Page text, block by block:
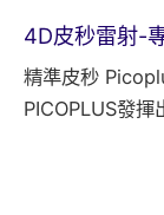
4D皮秒雷射-
精準皮秒
PICOPLUS發揮